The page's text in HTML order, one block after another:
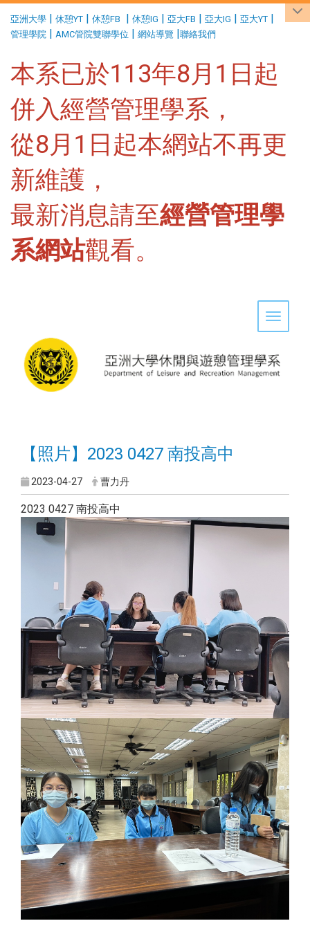
亞洲大學 | 休憩YT | 休憩FB | 休憩IG | 亞大FB | 亞大IG | 亞大YT |
管理學院 | AMC管院雙聯學位 | 網站導覽 |聯絡我們
本系已於113年8月1日起
併入經營管理學系，
從8月1日起本網站不再更
新維護，
最新消息請至經營管理學
系網站觀看。
Toggle
【照片】2023 0427 南投高中
2023-04-27 曹力丹
2023 0427 南投高中